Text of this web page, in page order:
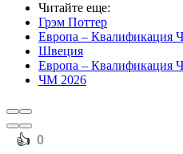
Читайте еще:
Грэм Поттер
Европа – Квалификация
Швеция
Европа – Квалификация
ЧМ 2026
️👍 0